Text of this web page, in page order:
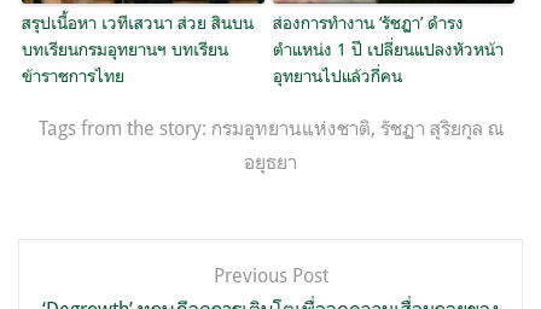
สรุปเนื้อหา เวทีเสวนา ส่วย สินบน
บทเรียนกรมอุทยานฯ บทเรียน
ข้าราชการไทย
ส่องการทำงาน ‘รัชฏา’ ดำรง
ตำแหน่ง 1 ปี เปลี่ยนแปลงหัวหน้า
อุทยานไปแล้วกี่คน
Tags from the story: กรมอุทยานแห่งชาติ, รัชฏา สุริยกุล ณ
อยุธยา
Previous Post